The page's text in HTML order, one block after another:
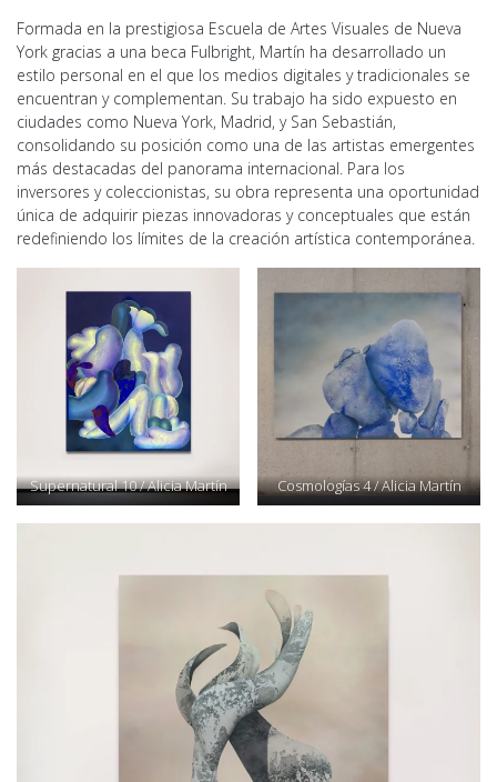
Formada en la prestigiosa Escuela de Artes Visuales de Nueva
York gracias a una beca Fulbright, Martín ha desarrollado un
estilo personal en el que los medios digitales y tradicionales se
encuentran y complementan. Su trabajo ha sido expuesto en
ciudades como Nueva York, Madrid, y San Sebastián,
consolidando su posición como una de las artistas emergentes
más destacadas del panorama internacional. Para los
inversores y coleccionistas, su obra representa una oportunidad
única de adquirir piezas innovadoras y conceptuales que están
redefiniendo los límites de la creación artística contemporánea.
Supernatural 10 / Alicia Martín Cosmologías 4 / Alicia Martín